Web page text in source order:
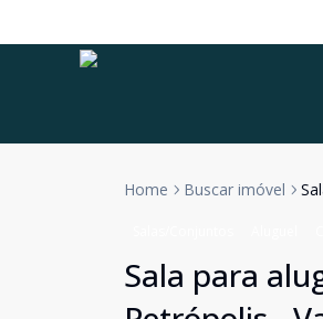
Home Buscar imóvel
Sala para